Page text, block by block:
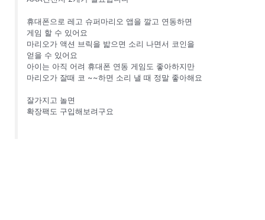
휴대폰으로 레고 슈퍼마리오 앱을 깔고 연동하면
게임 할 수 있어요
마리오가 액션 브릭을 밟으면 소리 나면서 코인을
얻을 수 있어요
아이는 아직 어려 휴대폰 연동 게임도 좋아하지만
마리오가 잘때 코 ~~하면 소리 낼 때 정말 좋아해요
잘가지고 놀면
확장팩도 구입해보려구요